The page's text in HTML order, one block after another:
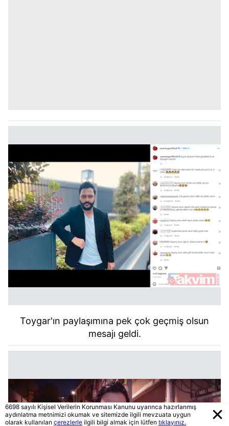
Toygar'ın paylaşımına pek çok geçmiş olsun
mesajı geldi.
6698 sayılı Kişisel Verilerin Korunması Kanunu uyarınca hazırlanmış
aydınlatma metnimizi okumak ve sitemizde ilgili mevzuata uygun
olarak kullanılan çerezlerle ilgili bilgi almak için lütfen tıklayınız.